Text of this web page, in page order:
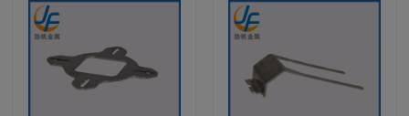
家
プロダクト